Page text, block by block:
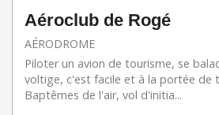
Aéroclub de Rogé
AÉRODROME
Piloter un avion de tourisme, se
voltige, c'est facile et à la portée de
Baptêmes de l'air, vol d'initia...